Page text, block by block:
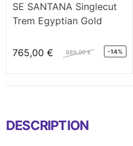
SE SANTANA Singlecut
Trem Egyptian Gold
765,00 € 889,00 € -14%
DESCRIPTION